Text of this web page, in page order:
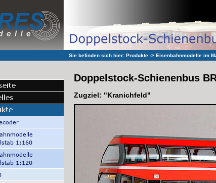
Sie befinden sich hier: Produkte -> Eisenbahnmodelle im
Doppelstock-Schienenbus
Zugziel: "Kranichfeld"